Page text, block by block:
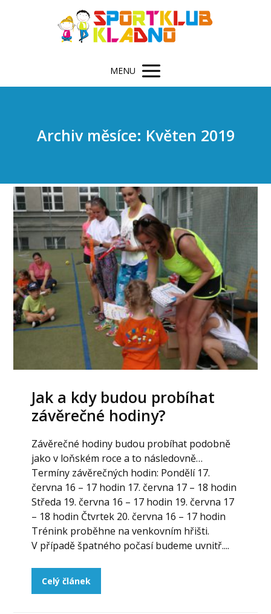
MENU
Archiv měsíce: Květen 2019
Jak a kdy budou probíhat
závěrečné hodiny?
Závěrečné hodiny budou probíhat podobně
jako v loňském roce a to následovně…
Termíny závěrečných hodin: Pondělí 17.
června 16 – 17 hodin 17. června 17 – 18 hodin
Středa 19. června 16 – 17 hodin 19. června 17
– 18 hodin Čtvrtek 20. června 16 – 17 hodin
Trénink proběhne na venkovním hřišti.
V případě špatného počasí budeme uvnitř....
Celý článek